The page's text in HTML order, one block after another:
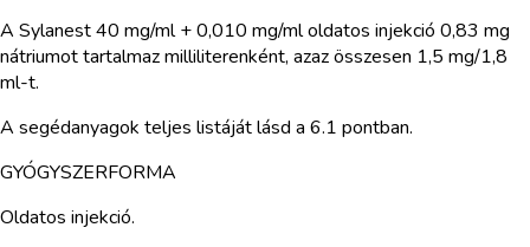
A Sylanest 40 mg/ml + 0,010 mg/ml oldatos injekció 0,83 mg
nátriumot tartalmaz milliliterenként, azaz összesen 1,5 mg/1,8
ml-t.
A segédanyagok teljes listáját lásd a 6.1 pontban.
GYÓGYSZERFORMA
Oldatos injekció.